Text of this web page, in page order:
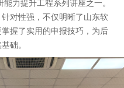
力提升工程系列讲座之一。
对性强，不仅明晰了山东软
握了实用的申报技巧，为后
础。